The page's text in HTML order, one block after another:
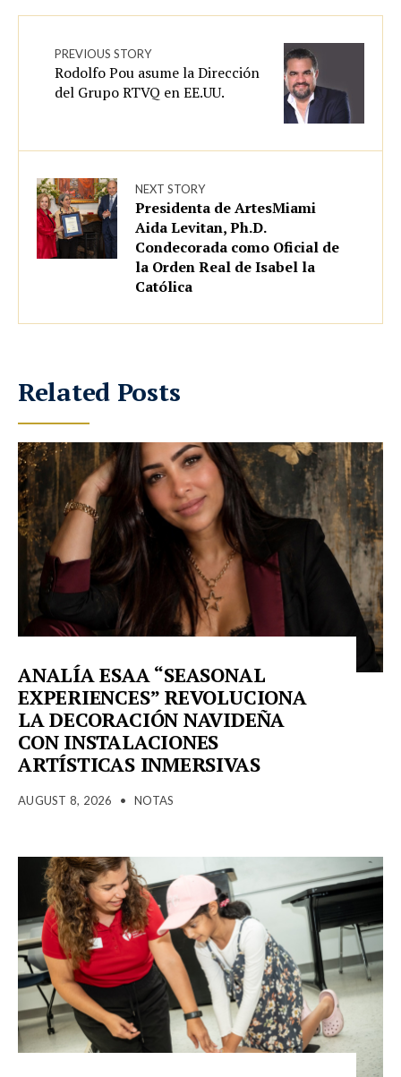
PREVIOUS STORY
Rodolfo Pou asume la Dirección
del Grupo RTVQ en EE.UU.
NEXT STORY
Presidenta de ArtesMiami
Aida Levitan, Ph.D.
Condecorada como Oficial de
la Orden Real de Isabel la
Católica
Related Posts
ANALÍA ESAA “SEASONAL
EXPERIENCES” REVOLUCIONA
LA DECORACIÓN NAVIDEÑA
CON INSTALACIONES
ARTÍSTICAS INMERSIVAS
AUGUST 8, 2026 • NOTAS